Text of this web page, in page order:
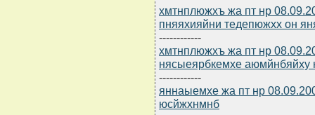
хмтнплюжхъ жа пт нр
пняяхияйни тедепюжхх он
------------
хмтнплюжхъ жа пт нр
нясыеярбкемхе
------------
яннаыемхе жа пт нр
юсйжхнмнб